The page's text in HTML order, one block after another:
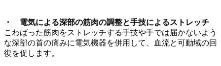
・ 電気による深部の筋肉の調整と手技によるストレッチ
こわばった筋肉をストレッチする手技や手では届かないよう
な深部の首の痛みに電気機器を併用して、血流と可動域の回
復を促します。